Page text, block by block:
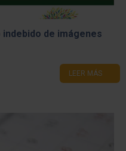
de imágenes
LEER MÁS